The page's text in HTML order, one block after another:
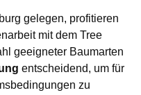
gelegen, profitieren
mit dem Tree
geeigneter Baumarten
entscheidend, um für
zu